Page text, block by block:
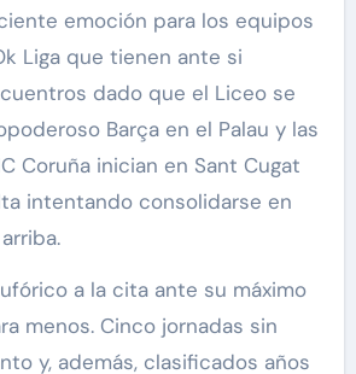
emoción para los equipos
Liga que tienen ante si
dado que el Liceo se
Barça en el Palau y las
Coruña inician en Sant Cugat
intentando consolidarse en
a la cita ante su máximo
menos. Cinco jornadas sin
y, además, clasificados años